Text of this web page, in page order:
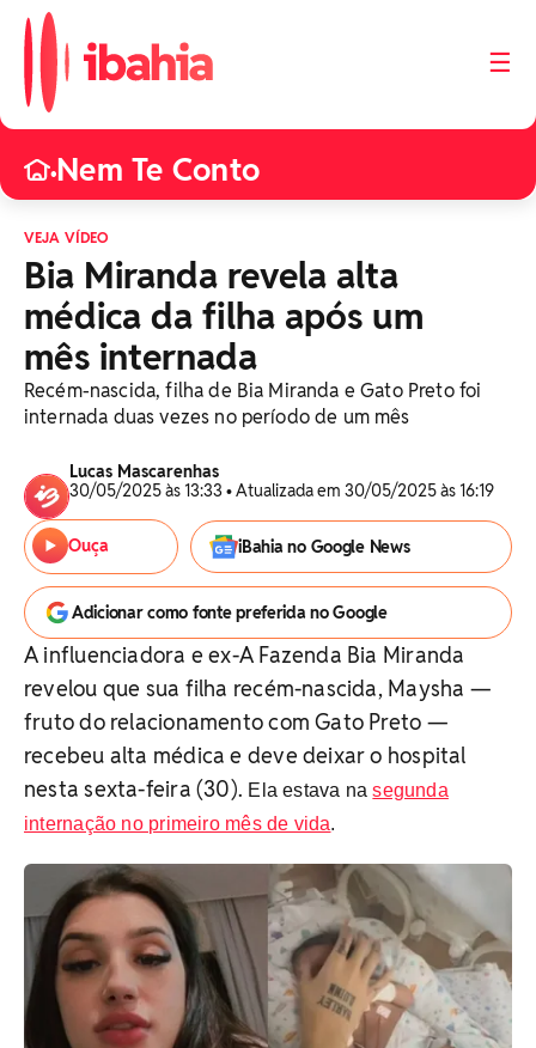
☰
•Nem Te Conto
VEJA VÍDEO
Bia Miranda revela alta
médica da filha após um
mês internada
Recém-nascida, filha de Bia Miranda e Gato Preto foi
internada duas vezes no período de um mês
Lucas Mascarenhas
30/05/2025 às 13:33 • Atualizada em 30/05/2025 às 16:19
Ouça iBahia no Google News
Adicionar como fonte preferida no Google
A influenciadora e ex-A Fazenda Bia Miranda
revelou que sua filha recém-nascida, Maysha —
fruto do relacionamento com Gato Preto —
recebeu alta médica e deve deixar o hospital
nesta sexta-feira (30). Ela estava nasegunda
internação no primeiro mês de vida.